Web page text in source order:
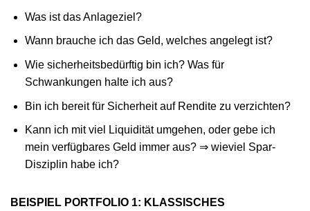
Was ist das Anlageziel?
Wann brauche ich das Geld, welches angelegt ist?
Wie sicherheitsbedürftig bin ich? Was für
Schwankungen halte ich aus?
Bin ich bereit für Sicherheit auf Rendite zu verzichten?
Kann ich mit viel Liquidität umgehen, oder gebe ich
mein verfügbares Geld immer aus? ⇒ wieviel Spar-
Disziplin habe ich?
BEISPIEL PORTFOLIO 1: KLASSISCHES